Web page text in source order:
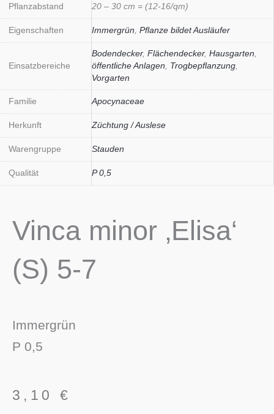
Pflanzabstand 20 – 30 cm = (12-16/qm)
Eigenschaften Immergrün Pflanze bildet Ausläufer
Einsatzbereiche
Bodendecker, Flächendecker, Hausgarten
öffentliche Anlagen
Trogbepflanzung
Vorgarten
Familie Apocynaceae
Herkunft Züchtung / Auslese
Warengruppe Stauden
Qualität P 0,5
Vinca minor ‚Elisa‘
(S) 5-7
Immergrün
P 0,5
3,10 €